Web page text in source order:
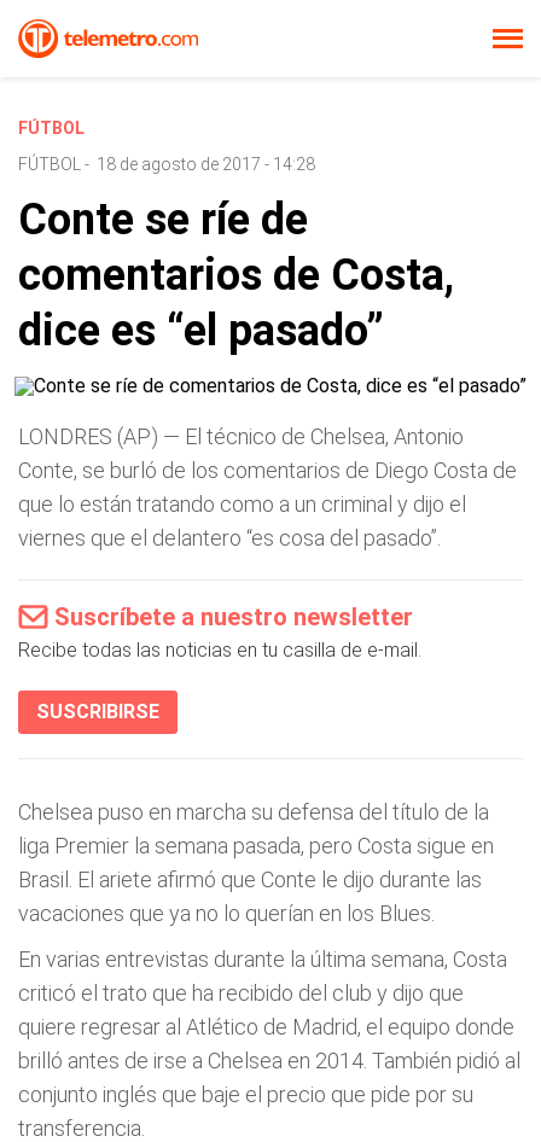
FÚTBOL
FÚTBOL
- 18 de agosto de 2017 - 14:28
Conte se ríe de
comentarios de Costa,
dice es “el pasado”
LONDRES (AP) — El técnico de Chelsea, Antonio
Conte, se burló de los comentarios de Diego Costa de
que lo están tratando como a un criminal y dijo el
viernes que el delantero “es cosa del pasado”.
Suscríbete a nuestro newsletter
Recibe todas las noticias en tu casilla de e-mail.
SUSCRIBIRSE
Chelsea puso en marcha su defensa del título de la
liga Premier la semana pasada, pero Costa sigue en
Brasil. El ariete afirmó que Conte le dijo durante las
vacaciones que ya no lo querían en los Blues.
En varias entrevistas durante la última semana, Costa
criticó el trato que ha recibido del club y dijo que
quiere regresar al Atlético de Madrid, el equipo donde
brilló antes de irse a Chelsea en 2014. También pidió al
conjunto inglés que baje el precio que pide por su
transferencia.